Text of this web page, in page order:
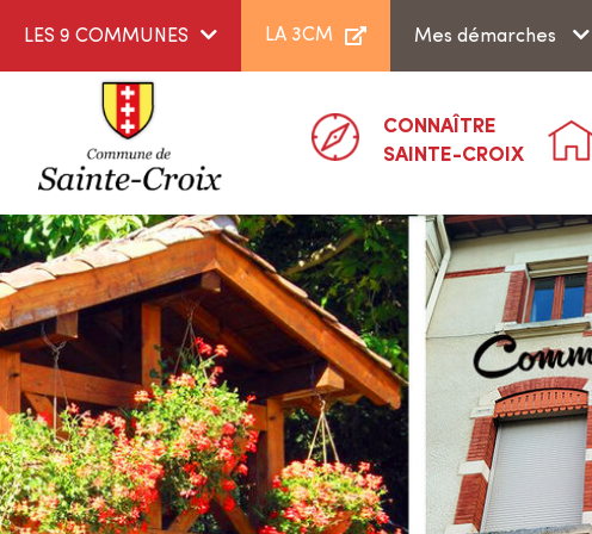
LES 9 COMMUNES LA 3CM Mes démarches
CONNAÎTRE
SAINTE-CROIX